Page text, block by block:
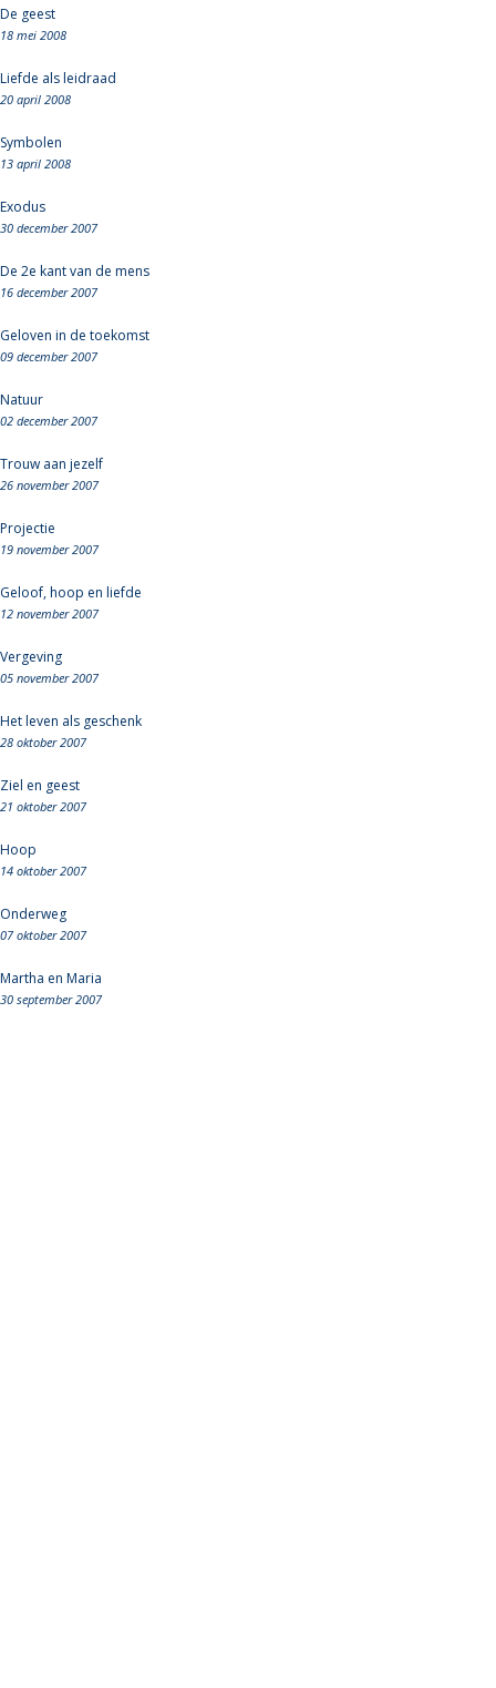
De geest
18 mei 2008
Liefde als leidraad
20 april 2008
Symbolen
13 april 2008
Exodus
30 december 2007
De 2e kant van de mens
16 december 2007
Geloven in de toekomst
09 december 2007
Natuur
02 december 2007
Trouw aan jezelf
26 november 2007
Projectie
19 november 2007
Geloof, hoop en liefde
12 november 2007
Vergeving
05 november 2007
Het leven als geschenk
28 oktober 2007
Ziel en geest
21 oktober 2007
Hoop
14 oktober 2007
Onderweg
07 oktober 2007
Martha en Maria
30 september 2007